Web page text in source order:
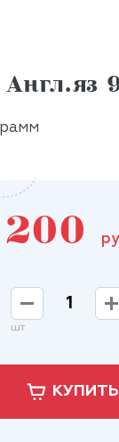
Англ.яз
200
шт
КУПИТЬ